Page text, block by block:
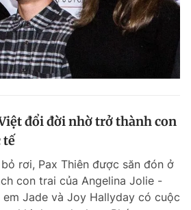
đổi đời nhờ trở thành con
tế
rơi, Pax Thiên được săn đón ở
con trai của Angelina Jolie -
Jade và Joy Hallyday có cuộc